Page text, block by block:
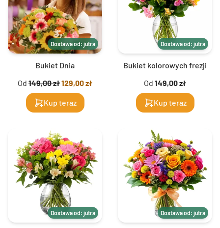
Dostawa od: jutra
Bukiet Dnia
Od 149,00 zł129,00 zł
Kup teraz
Dostawa od: jutra
Bukiet kolorowych frezji
Od 149,00 zł
Kup teraz
Dostawa od: jutra Dostawa od: jutra